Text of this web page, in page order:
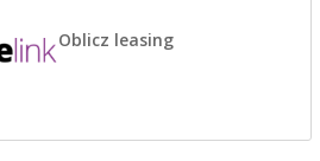
Oblicz leasing